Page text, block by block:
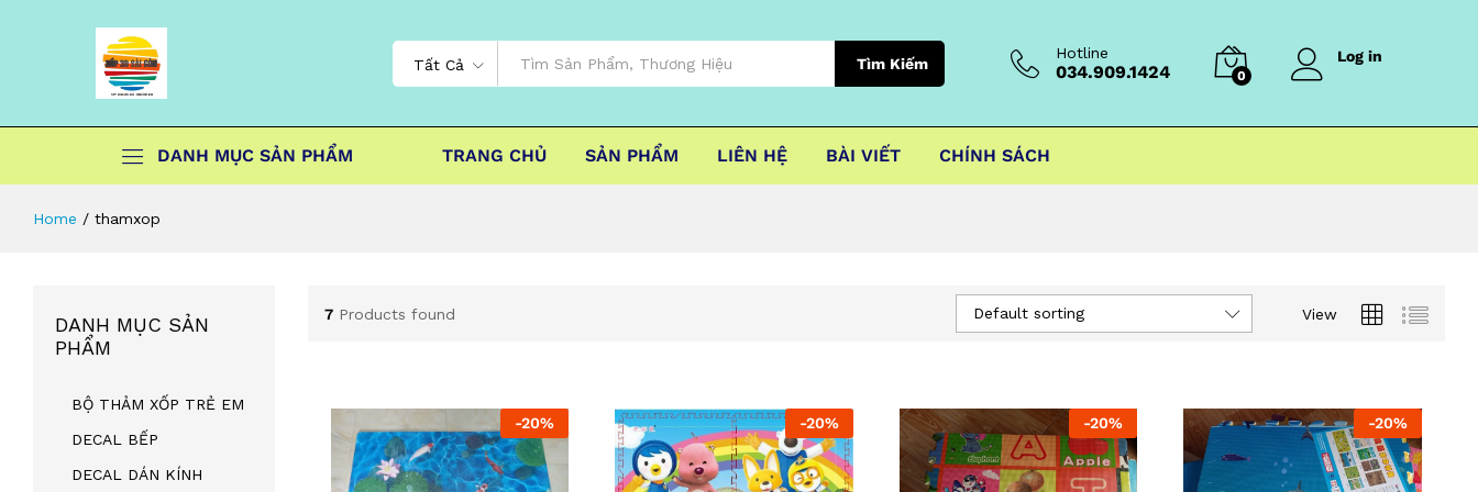
Tất Cả Tìm Kiếm
Hotline
034.909.1424 0
Log in
DANH MỤC SẢN PHẨM TRANG CHỦ SẢN PHẨM LIÊN HỆ BÀI VIẾT CHÍNH SÁCH
Home / thamxop
7 Products found View
Default sorting
-20% -20% -20% -20%
DANH MỤC SẢN
PHẨM
BỘ THẢM XỐP TRẺ EM
DECAL BẾP
DECAL DÁN KÍNH